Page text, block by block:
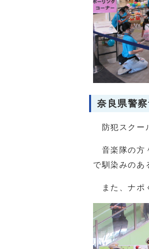
奈良県警
防犯スクー
音楽隊の方
で馴染みのあ
また、ナポ